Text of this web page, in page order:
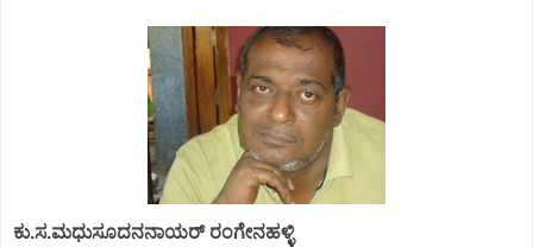
ಕು.ಸ.ಮಧುಸೂದನನಾಯರ್ ರಂಗೇನಹಳ್ಳಿ